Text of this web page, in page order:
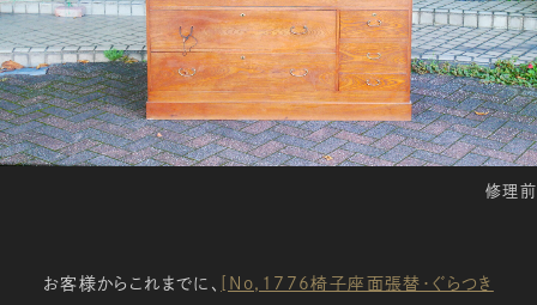
修理前
お客様からこれまでに、 [No,1776椅子座面張替・ぐらつき